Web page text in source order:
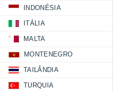
INDONÉSIA
ITÁLIA
MALTA
MONTENEGRO
TAILÂNDIA
TURQUIA